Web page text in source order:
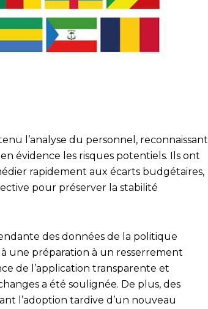
l’analyse du personnel, reconnaissant
évidence les risques potentiels. Ils ont
rapidement aux écarts budgétaires,
pour préserver la stabilité
des données de la politique
une préparation à un resserrement
de l’application transparente et
a été soulignée. De plus, des
l’adoption tardive d’un nouveau